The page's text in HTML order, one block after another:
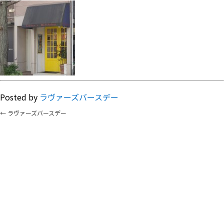
Posted by ラヴァーズバースデー
← ラヴァーズバースデー